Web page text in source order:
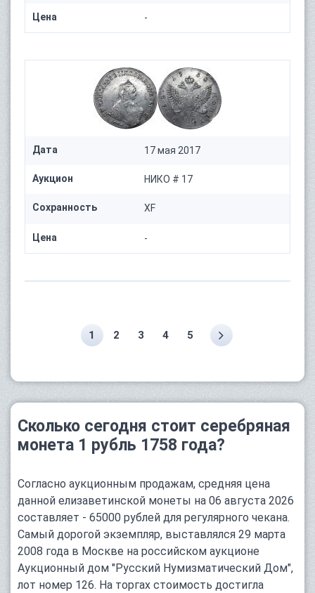
Цена -
Дата 17 мая 2017
Аукцион НИКО # 17
Сохранность XF
Цена -
1 2 3 4 5
Сколько сегодня стоит серебряная
монета 1 рубль 1758 года?
Согласно аукционным продажам, средняя цена
данной елизаветинской монеты на 06 августа 2026
составляет - 65000 рублей для регулярного чекана.
Самый дорогой экземпляр, выставлялся 29 марта
2008 года в Москве на российском аукционе
Аукционный дом "Русский Нумизматический Дом",
лот номер 126. На торгах стоимость достигла